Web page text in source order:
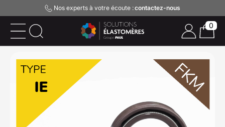
Nos experts à votre écoute :contactez-nous
0